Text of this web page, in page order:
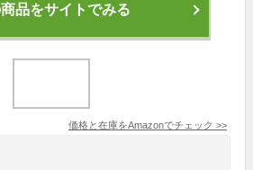
品をサイトでみる
価格と在庫をAmazonでチェック >>